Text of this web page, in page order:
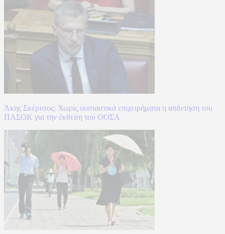
Άκης Σκέρτσος: Χωρίς ουσιαστικά επιχειρήματα η απάντηση του
ΠΑΣΟΚ για την έκθεση του ΟΟΣΑ